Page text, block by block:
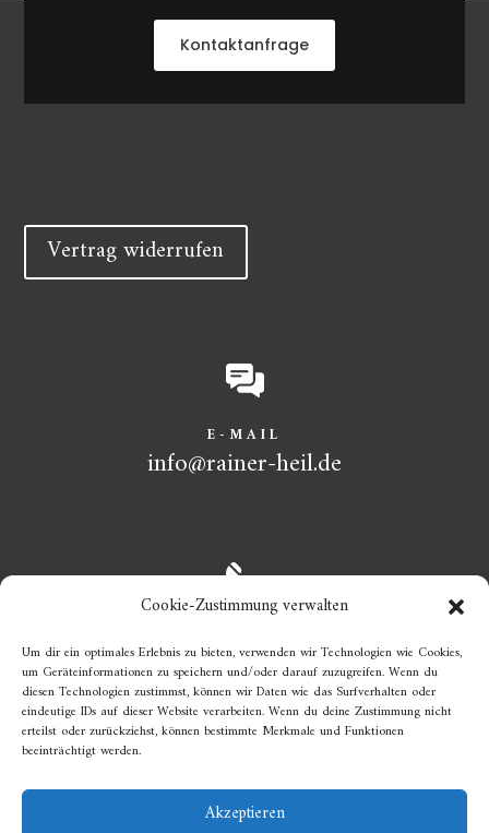
Cookie-Zustimmung verwalten
Um dir ein optimales Erlebnis zu bieten, verwenden wir Technologien wie Cookies,
um Geräteinformationen zu speichern und/oder darauf zuzugreifen. Wenn du
diesen Technologien zustimmst, können wir Daten wie das Surfverhalten oder
eindeutige IDs auf dieser Website verarbeiten. Wenn du deine Zustimmung nicht
erteilst oder zurückziehst, können bestimmte Merkmale und Funktionen
beeinträchtigt werden.
Akzeptieren
Kontaktanfrage
Vertrag widerrufen
E-MAIL
info@rainer-heil.de
+49 6534 439